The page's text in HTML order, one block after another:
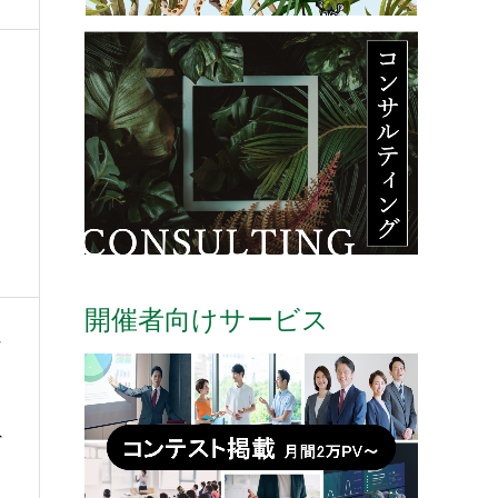
開催者向けサービス